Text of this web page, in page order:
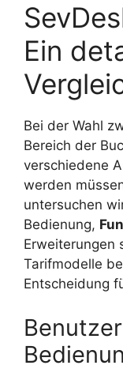
Ein
Bei der Wahl
Bereich der
verschiedene
werden
untersuchen
Bedienung,
Erweiterungen
Tarifmodelle
Entscheidung